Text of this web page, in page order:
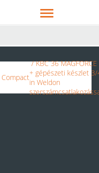
Compact
/ KBC 36 MAGFORCE
+ gépészeti készlet
in Weldon